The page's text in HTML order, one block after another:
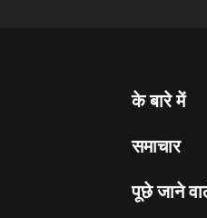
के बारे में
समाचार
पूछे जाने